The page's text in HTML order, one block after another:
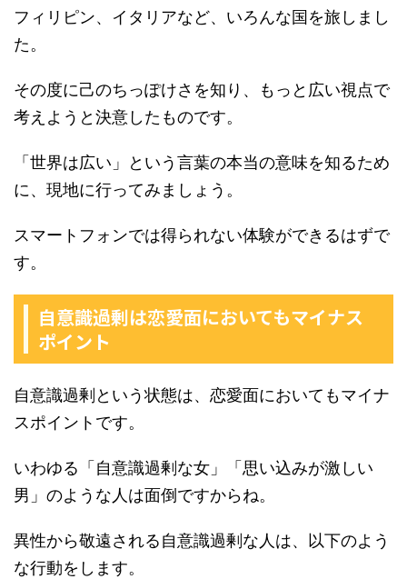
フィリピン、イタリアなど、いろんな国を旅しまし
た。
その度に己のちっぽけさを知り、もっと広い視点で
考えようと決意したものです。
「世界は広い」という言葉の本当の意味を知るため
に、現地に行ってみましょう。
スマートフォンでは得られない体験ができるはずで
す。
自意識過剰は恋愛面においてもマイナス
ポイント
自意識過剰という状態は、恋愛面においてもマイナ
スポイントです。
いわゆる「自意識過剰な女」「思い込みが激しい
男」のような人は面倒ですからね。
異性から敬遠される自意識過剰な人は、以下のよう
な行動をします。